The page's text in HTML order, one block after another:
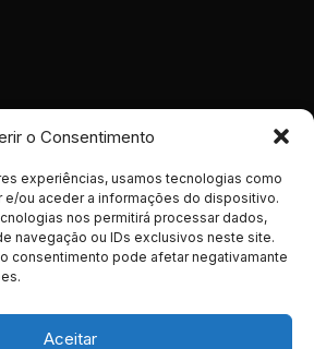
o Consentimento
experiências, usamos tecnologias como
e/ou aceder a informações do dispositivo.
nos permitirá processar dados,
navegação ou IDs exclusivos neste site.
consentimento pode afetar negativamante
Aceitar